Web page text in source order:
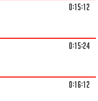
0:15:12
0:15:24
0:16:12